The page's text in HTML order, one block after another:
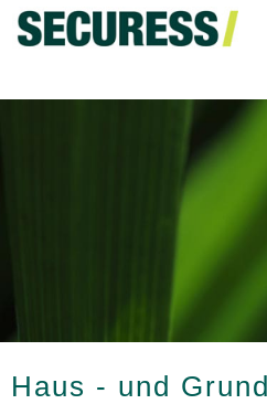
Haus - und